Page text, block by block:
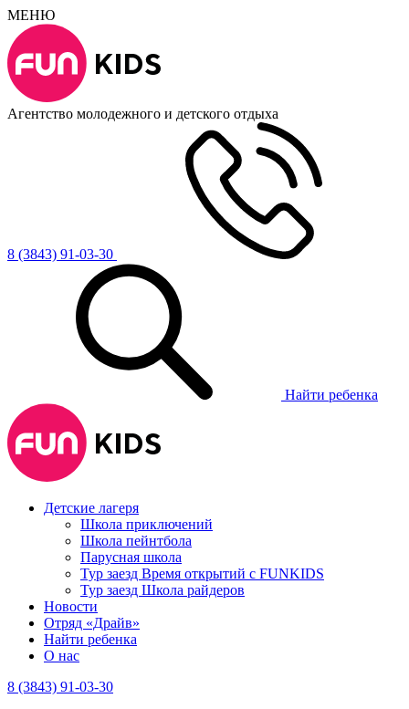
МЕНЮ
Агентство молодежного и детского отдыха
8 (3843) 91-03-30
Найти ребенка
Детские лагеря
Школа приключений
Школа пейнтбола
Парусная школа
Тур заезд Время открытий с FUNKIDS
Тур заезд Школа райдеров
Новости
Отряд «Драйв»
Найти ребенка
О нас
8 (3843) 91-03-30